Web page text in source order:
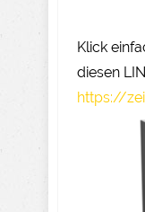
Klick
diesen
https://